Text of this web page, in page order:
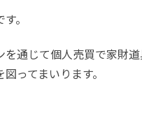
。
を通じて個人売買で家財
ってまいります。